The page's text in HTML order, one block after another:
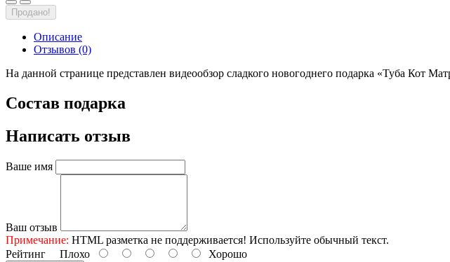
Продано!
Описание
Отзывов (0)
На данной странице представлен видеообзор сладкого новогоднего подарка «Туба Кот
Состав подарка
Написать отзыв
Ваше имя
Ваш отзыв
Примечание: HTML разметка не поддерживается! Используйте обычный текст.
Рейтинг Плохо Хорошо